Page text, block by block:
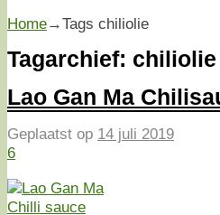
Home→Tags chiliolie
Tagarchief: chiliolie
Lao Gan Ma
Geplaatst op 14 juli 2019
6